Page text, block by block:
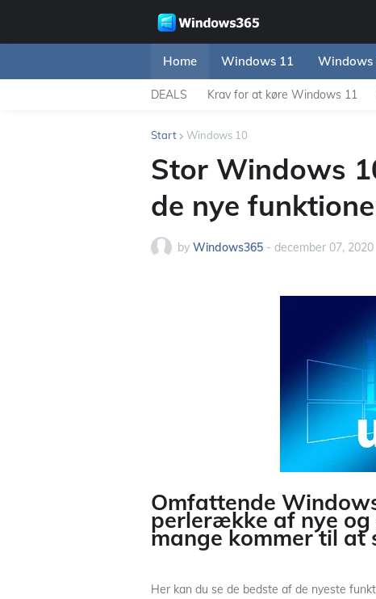
Home Windows 11 Windows
DEALS Krav for at køre Windows 11
Start Windows 10
Stor Windows
de nye
by Windows365 - december 07, 2020
Omfattende
perlerække af nye
mange kommer til
Her kan du se de bedste af de nyeste